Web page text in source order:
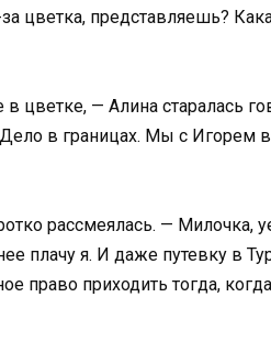
цветка, представляешь?
цветке, — Алина старалась
в границах. Мы с Игорем
рассмеялась. — Милочка,
нее плачу я. И даже путевку в
право приходить тогда,